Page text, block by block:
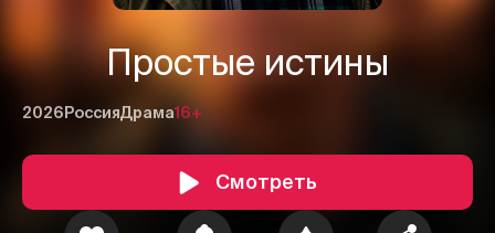
Простые истины
2026 РоссияДрама16+
Смотреть